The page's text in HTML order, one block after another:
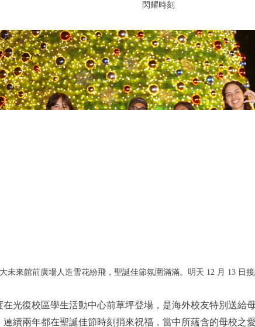
閃耀時刻
未來館前廣場人造雪花紛飛，聖誕佳節氛圍滿滿。 明天 12 月 13 日
在光復校區學生活動中心前草坪登場，是海外校友特別送給
續兩年都在聖誕佳節時刻捎來祝福，當中所蘊含的母校之